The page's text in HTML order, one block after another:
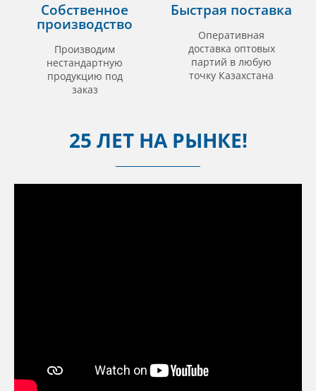
Собственное
производство
Производим
нестандартную
продукцию под
заказ
Быстрая поставка
Оперативная
доставка оптовых
партий в любую
точку Казахстана
25 ЛЕТ НА РЫНКЕ!